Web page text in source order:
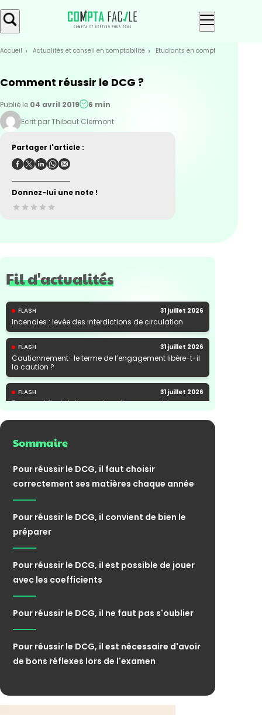
Skip
to
Aller au
contenu
Accueil Actualités et conseil en comptabilité Etudiants en compta
Comment réussir le DCG ?
Publié le 04 avril 2019
6 min
Ecrit par Thibaut Clermont
Partager l'article :
Donnez-lui une note !
Fil d'actualités
FLASH 31 juillet 2026
Incendies : levée des interdictions de circulation
FLASH 31 juillet 2026
Cautionnement : le terme de l’engagement libère-t-il
la caution ?
FLASH 31 juillet 2026
Transport fluvial de marchandises : une aide
financière bienvenue
Sommaire
Pour réussir le DCG, il faut choisir
correctement ses matières chaque année
Pour réussir le DCG, il convient de bien le
préparer
Pour réussir le DCG, il est possible de jouer
avec les coefficients
Pour réussir le DCG, il ne faut pas s'oublier
Pour réussir le DCG, il est nécessaire d'avoir
de bons réflexes lors de l'examen